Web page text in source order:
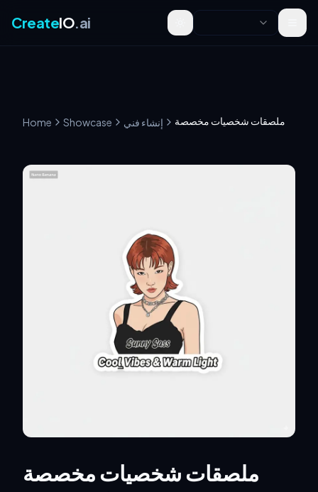
CreateIO.ai Toggle theme
Home Showcase إنشاء فني ملصقات شخصيات مخصصة
ملصقات شخصيات مخصصة